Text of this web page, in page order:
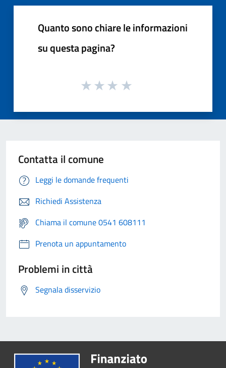
Quanto sono chiare le informazioni
su questa pagina?
Contatta il comune
Leggi le domande frequenti
Richiedi Assistenza
Chiama il comune 0541 608111
Prenota un appuntamento
Problemi in città
Segnala disservizio